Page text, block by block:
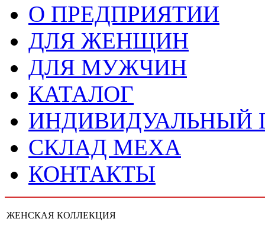
О ПРЕДПРИЯТИИ
ДЛЯ ЖЕНЩИН
ДЛЯ МУЖЧИН
КАТАЛОГ
ИНДИВИДУАЛЬНЫЙ
СКЛАД МЕХА
КОНТАКТЫ
ЖЕНСКАЯ КОЛЛЕКЦИЯ